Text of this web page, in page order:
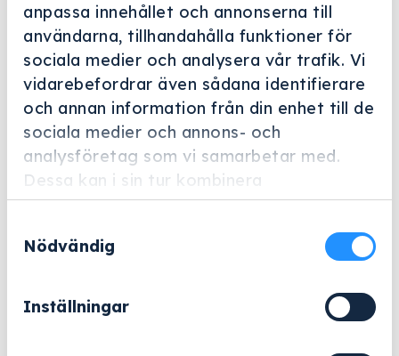
anpassa innehållet och annonserna till
användarna, tillhandahålla funktioner för
sociala medier och analysera vår trafik. Vi
vidarebefordrar även sådana identifierare
och annan information från din enhet till de
sociala medier och annons- och
analysföretag som vi samarbetar med.
Dessa kan i sin tur kombinera
informationen med annan information som
samlat in när du har använt deras tjänster.
Nödvändig
Inställningar
Helskärm
Miele Professional
E 144
glasbägare.
4 694kr